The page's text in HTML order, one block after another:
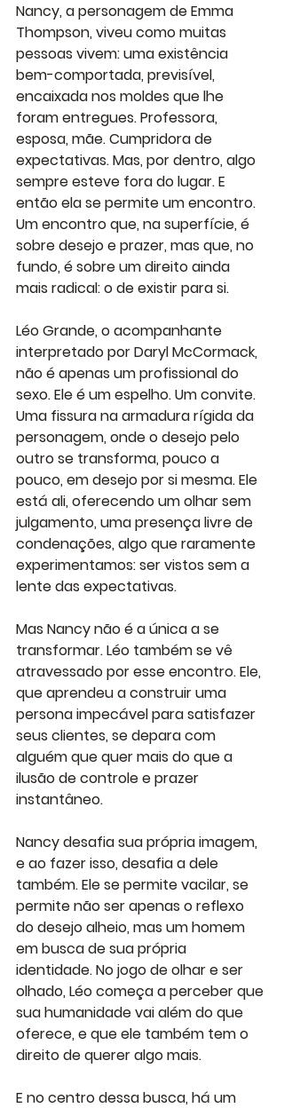
Nancy, a personagem de Emma
Thompson, viveu como muitas
pessoas vivem: uma existência
bem-comportada, previsível,
encaixada nos moldes que lhe
foram entregues. Professora,
esposa, mãe. Cumpridora de
expectativas. Mas, por dentro, algo
sempre esteve fora do lugar. E
então ela se permite um encontro.
Um encontro que, na superfície, é
sobre desejo e prazer, mas que, no
fundo, é sobre um direito ainda
mais radical: o de existir para si.
Léo Grande, o acompanhante
interpretado por Daryl McCormack,
não é apenas um profissional do
sexo. Ele é um espelho. Um convite.
Uma fissura na armadura rígida da
personagem, onde o desejo pelo
outro se transforma, pouco a
pouco, em desejo por si mesma. Ele
está ali, oferecendo um olhar sem
julgamento, uma presença livre de
condenações, algo que raramente
experimentamos: ser vistos sem a
lente das expectativas.
Mas Nancy não é a única a se
transformar. Léo também se vê
atravessado por esse encontro. Ele,
que aprendeu a construir uma
persona impecável para satisfazer
seus clientes, se depara com
alguém que quer mais do que a
ilusão de controle e prazer
instantâneo.
Nancy desafia sua própria imagem,
e ao fazer isso, desafia a dele
também. Ele se permite vacilar, se
permite não ser apenas o reflexo
do desejo alheio, mas um homem
em busca de sua própria
identidade. No jogo de olhar e ser
olhado, Léo começa a perceber que
sua humanidade vai além do que
oferece, e que ele também tem o
direito de querer algo mais.
E no centro dessa busca, há um